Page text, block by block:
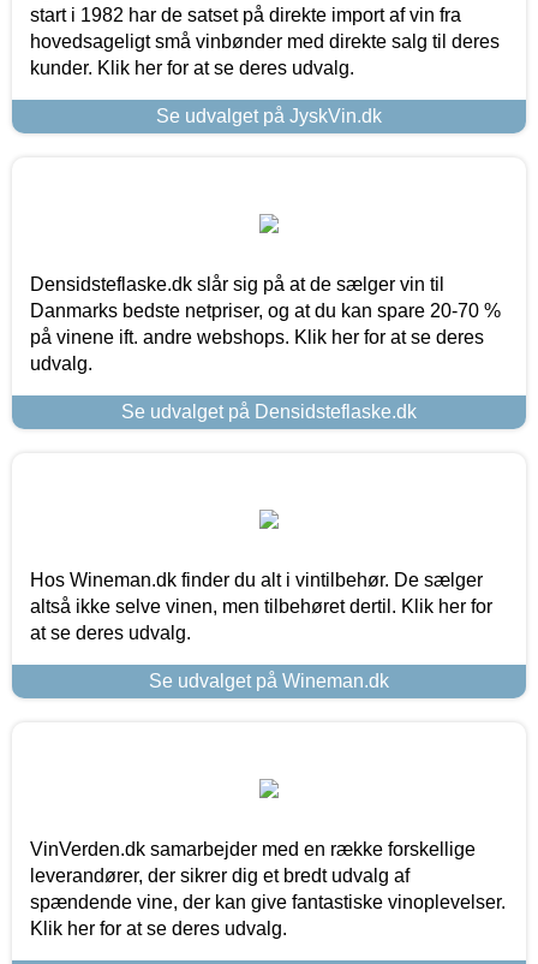
start i 1982 har de satset på direkte import af vin fra
hovedsageligt små vinbønder med direkte salg til deres
kunder. Klik her for at se deres udvalg.
Se udvalget på JyskVin.dk
Densidsteflaske.dk slår sig på at de sælger vin til
Danmarks bedste netpriser, og at du kan spare 20-70 %
på vinene ift. andre webshops. Klik her for at se deres
udvalg.
Se udvalget på Densidsteflaske.dk
Hos Wineman.dk finder du alt i vintilbehør. De sælger
altså ikke selve vinen, men tilbehøret dertil. Klik her for
at se deres udvalg.
Se udvalget på Wineman.dk
VinVerden.dk samarbejder med en række forskellige
leverandører, der sikrer dig et bredt udvalg af
spændende vine, der kan give fantastiske vinoplevelser.
Klik her for at se deres udvalg.